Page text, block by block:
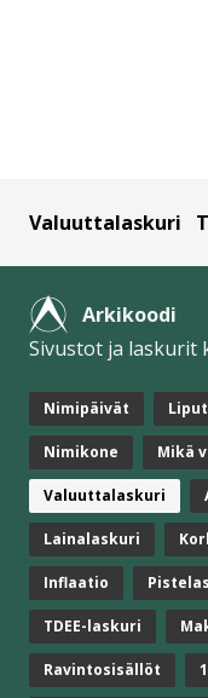
Valuuttalaskuri
Arkikoodi
Sivustot ja laskurit
Nimipäivät
Nimikone Mikä
Valuuttalaskuri
Lainalaskuri
Inflaatio
TDEE-laskuri
Ravintosisällöt